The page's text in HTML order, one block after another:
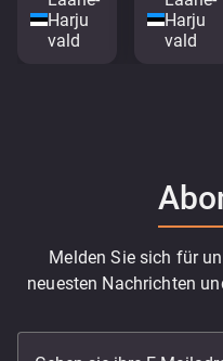
Harju
vald
Harju
vald
Melden Sie sich für
neuesten Nachrichten